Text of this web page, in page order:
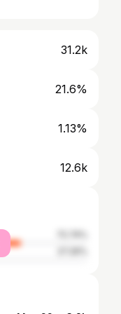
31.2k
21.6%
1.13%
12.6k